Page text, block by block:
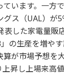
います。一方
ス（UAL）が
した家電量販
の生産を増や
算が市場予想
昇し上場来高